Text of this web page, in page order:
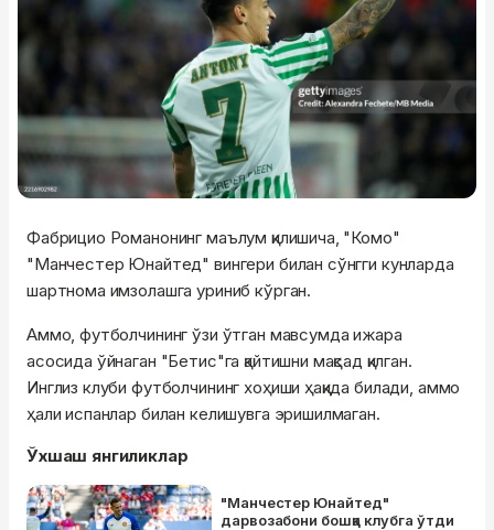
Фабрицио Романонинг маълум қилишича, "Комо"
"Манчестер Юнайтед" вингери билан сўнгги кунларда
шартнома имзолашга уриниб кўрган.
Аммо, футболчининг ўзи ўтган мавсумда ижара
асосида ўйнаган "Бетис"га қайтишни мақсад қилган.
Инглиз клуби футболчининг хоҳиши ҳақида билади, аммо
ҳали испанлар билан келишувга эришилмаган.
Ўхшаш янгиликлар
"Манчестер Юнайтед"
дарвозабони бошқа клубга ўтди